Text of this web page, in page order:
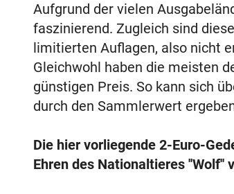
Aufgrund der vielen
faszinierend. Zugleich sind
limitierten Auflagen, also nicht
Gleichwohl haben die meisten
günstigen Preis. So kann sich
durch den Sammlerwert
Die hier vorliegende 2-Euro-
Ehren des Nationaltieres ''Wolf''